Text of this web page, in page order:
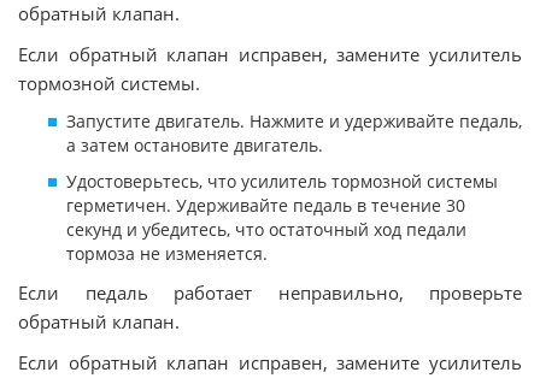
обратный клапан.
Если обратный клапан исправен, замените усилитель
тормозной системы.
Запустите двигатель. Нажмите и удерживайте педаль,
а затем остановите двигатель.
Удостоверьтесь, что усилитель тормозной системы
герметичен. Удерживайте педаль в течение 30
секунд и убедитесь, что остаточный ход педали
тормоза не изменяется.
Если педаль работает неправильно, проверьте
обратный клапан.
Если обратный клапан исправен, замените усилитель